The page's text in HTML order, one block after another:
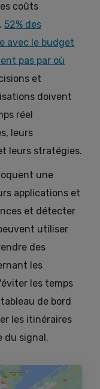
coûts
52% des
avec le budget
pas par où
et
doivent
réel
leurs
leurs stratégies.
une
applications et
et détecter
utiliser
des
les
les temps
de bord
les itinéraires
du signal.